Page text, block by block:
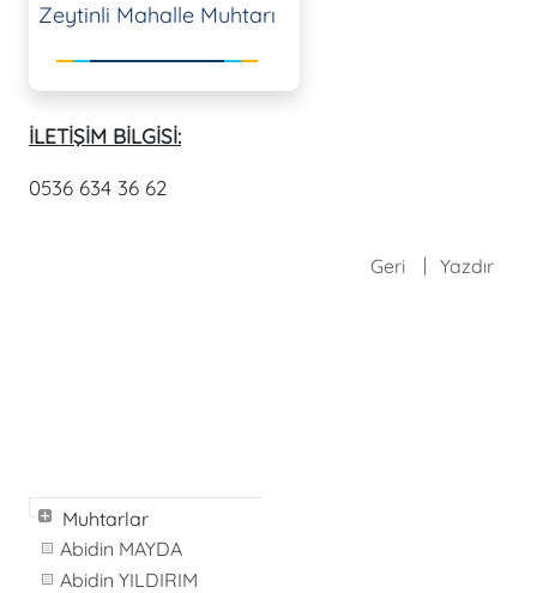
Zeytinli Mahalle Muhtarı
İLETİŞİM BİLGİSİ:
0536 634 36 62
Geri Yazdır
Muhtarlar
Abidin MAYDA
Abidin YILDIRIM